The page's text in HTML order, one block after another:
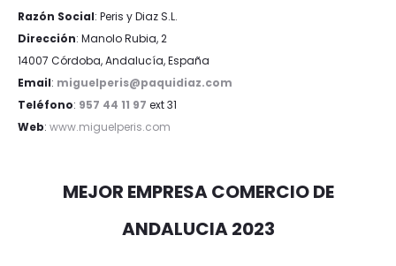
Razón Social: Peris y Diaz S.L.
Dirección: Manolo Rubia, 2
14007 Córdoba, Andalucía, España
Email: miguelperis@paquidiaz.com
Teléfono: 957 44 11 97 ext 31
Web: www.miguelperis.com
MEJOR EMPRESA COMERCIO DE
ANDALUCIA 2023